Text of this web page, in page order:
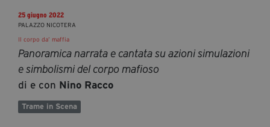
25 giugno 2022
PALAZZO NICOTERA
Il corpo da’ maffia
Panoramica narrata e cantata su azioni simulazioni
e simbolismi del corpo mafioso
di e con Nino Racco
Trame in Scena